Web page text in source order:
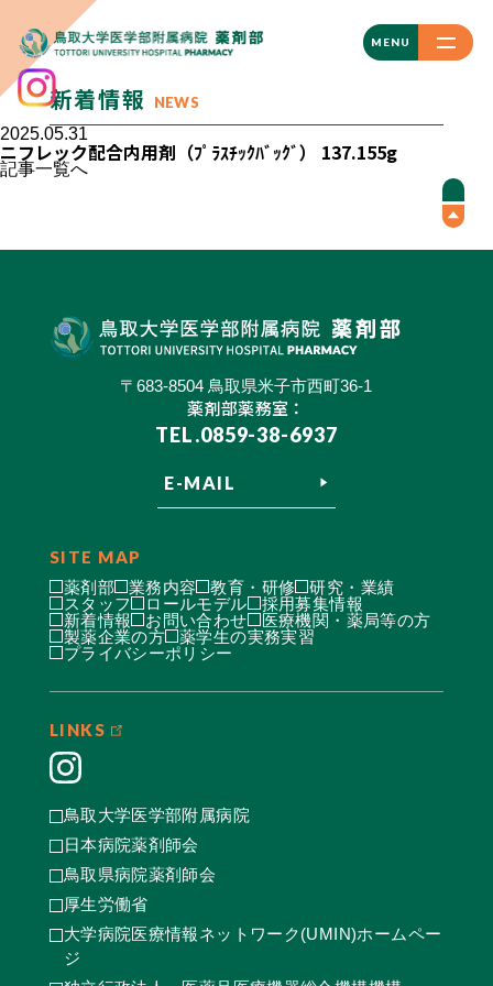
MENU
CLOSE
新着情報 NEWS
2025.05.31
ニフレック配合内用剤（ﾌﾟﾗｽﾁｯｸﾊﾞｯｸﾞ） 137.155g
記事一覧へ
〒683-8504 鳥取県米子市西町36-1
薬剤部薬務室：
TEL.0859-38-6937
E-MAIL
SITE MAP
薬剤部 業務内容 教育・研修
研究・業績
スタッフ
ロールモデル
採用募集情報
新着情報
お問い合わせ
医療機関・薬局等の方
製薬企業の方
薬学生の実務実習
プライバシーポリシー
LINKS
鳥取大学医学部附属病院
日本病院薬剤師会
鳥取県病院薬剤師会
厚生労働省
大学病院医療情報ネットワーク(UMIN)ホームペー
ジ